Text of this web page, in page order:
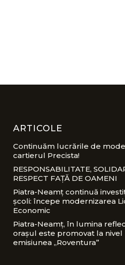
ARTICOLE
Continuăm lucrările de
cartierul Precista!
RESPONSABILITATE,
RESPECT FAȚĂ DE OAMENI
Piatra-Neamț continuă
școli: începe modernizarea
Economic
Piatra-Neamț, în lumina
orașul este promovat la nivel
emisiunea „Roventura”